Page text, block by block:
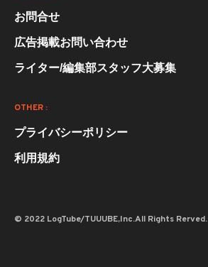
お問合せ
広告掲載お問い合わせ
ライター/編集部スタッフ大募集
OTHER :
プライバシーポリシー
利用規約
© 2022 LogTube/TUUUBE,Inc.All Rights Rerved.